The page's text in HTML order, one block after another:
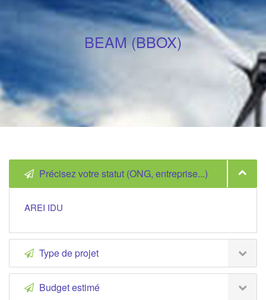
BEAM (BBOX)
Précisez votre statut (ONG, entreprise...)
AREI IDU
Type de projet
Budget estimé